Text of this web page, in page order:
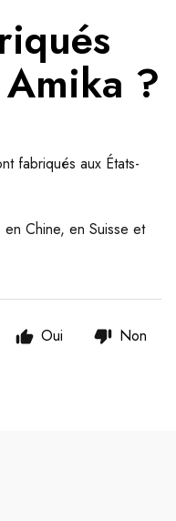
?
fabriqués aux États-
Chine, en Suisse et
Oui Non